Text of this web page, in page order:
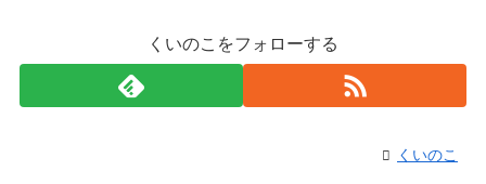
くいのこをフォローする
くいのこ